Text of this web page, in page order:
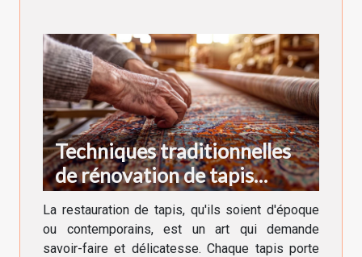
Techniques traditionnelles
de rénovation de tapis
anciens et modernes
La restauration de tapis, qu'ils soient d'époque
ou contemporains, est un art qui demande
savoir-faire et délicatesse. Chaque tapis porte